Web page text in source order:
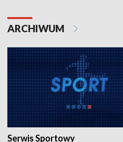
ARCHIWUM
Serwis Sportowy